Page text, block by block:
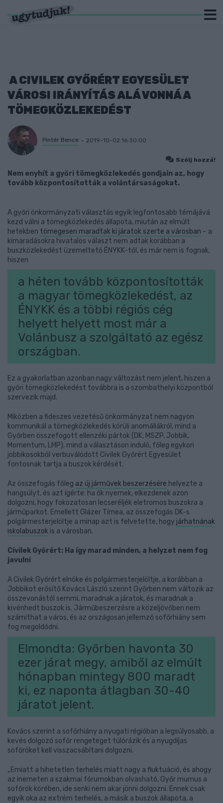
A CIVILEK GYŐRÉRT EGYESÜLET
VÁROSI IRÁNYÍTÁS ALÁ VONNÁ A
TÖMEGKÖZLEKEDÉST
Pintér Bence 2019-10-02 16:30:00
Szólj hozzá!
Nem enyhít a győri tömegközlekedés gondjain az, hogy
tovább központosították a volántársaságokat.
A győri önkormányzati választás egyik legfontosabb témájává
kezd válni a tömegközlekedés állapota, miután az elmúlt
hetekben tömegesen maradtak ki járatok szerte a városban – a
kimaradásokra hivatalos választ nem adtak korábban a
buszközlekedést üzemeltető ÉNYKK-tól, és már nem is fognak,
hiszen
a héten tovább központosították
a magyar tömegközlekedést, az
ÉNYKK és a többi régiós cég
helyett helyett most már a
Volánbusz a szolgáltató az egész
országban.
Ez a gyakorlatban azonban nagy változást nem jelent, hiszen a
győri tömegközlekedést továbbra is a szombathelyi központból
szervezik majd.
Miközben a fideszes vezetésű önkormányzat nem nagyon
kommunikál a tömegközlekedés körüli anomáliákról, mind a
Győrben összefogott ellenzéki pártok (DK, MSZP, Jobbik,
Momentum, LMP), mind a választáson induló, főleg egykori
jobbikosokból verbuválódott Civilek Győrért Egyesület
fontosnak tartja a buszok kérdését.
Az összefogás főleg az új járművek beszerzésére helyezte a
hangsúlyt, és azt ígérte: ha ők nyernek, elkezdenek azon
dolgozni, hogy fokozatosan lecseréljék eletromos buszokra a
járműparkot. Emellett Glázer Tímea, az összefogás DK-s
polgármesterjelöltje a minap azt is felvetette, hogy járhatnának
iskolabuszok is a városban.
Civilek Győrért: Ha így marad minden, a helyzet nem fog
javulni
A Civilek Győrért elnöke és polgármesterjelöltje, a korábban a
Jobbikot erősítő Kovács László szerint Győrben nem változik az
összevonástól semmi, maradnak a járatok, és maradnak a
kivénhedt buszok is. Járműbeszerzésre a közeljövőben nem
számíthat a város, és az országosan jellemző sofőrhiány sem
fog megoldódni.
Elmondta: Győrben havonta 30
ezer járat megy, amiből az elmúlt
hónapban mintegy 800 maradt
ki, ez naponta átlagban 30-40
járatot jelent.
Kovács szerint a sofőrhiány a nyugati régióban a legsúlyosabb, a
kevés dolgozó sofőr rengeteget túlórázik és a nyugdíjas
sofőröket kell visszacsábítani dolgozni.
„Emiatt a hihetetlen terhelés miatt nagy a fluktuáció, és ahogy
az inerneten a szakmai fórumokban olvasható, Győr mumus a
sofőrök körében, ide senki nem akar jönni dolgozni. Ennek csak
egyik oka az extrém terhelés, a másik a buszok állapota, a